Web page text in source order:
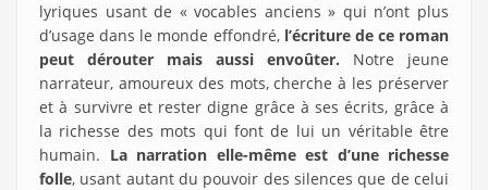
lyriques usant de « vocables anciens » qui n’ont plus
d’usage dans le monde effondré, l’écriture de ce roman
peut dérouter mais aussi envoûter. Notre jeune
narrateur, amoureux des mots, cherche à les préserver
et à survivre et rester digne grâce à ses écrits, grâce à
la richesse des mots qui font de lui un véritable être
humain. La narration elle-même est d’une richesse
folle, usant autant du pouvoir des silences que de celui